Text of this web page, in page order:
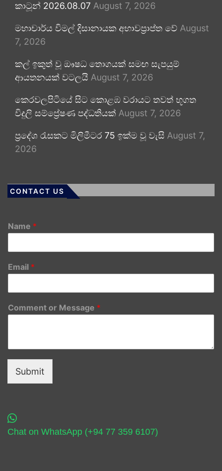
කාටූන් 2026.08.07 August 7, 2026
මහාචාර්ය විමල් දිසානායක අභාවප්‍රාප්ත වේ August
7, 2026
කල් ඉකුත් වූ ඖෂධ තොගයක් සමඟ සැපයුම්
ආයතනයක් වටලයි August 7, 2026
කෙරවලපිටියේ සිට කොළඹ වරායට තවත් භූගත
විදුලි සම්ප්‍රේෂණ පද්ධතියක් August 7, 2026
ප්‍රදේශ රැසකට මිලිමීටර 75 ඉක්ම වූ වැසි August 7,
2026
CONTACT US
Name *
Email *
Comment or Message *
Submit
Chat on WhatsApp (+94 77 359 6107)